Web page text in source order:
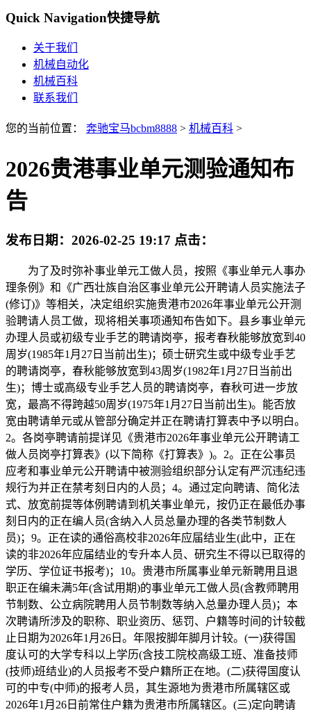
Quick Navigation快捷导航
关于我们
机械自动化
机械百科
联系我们
您的当前位置： 奔驰宝马bcbm8888 > 机械百科 >
2026贵港事业单元测验通知布
告
发布日期： 2026-02-25 19:17 点击：
为了及时弥补事业单元工做人员，按照《事业单元人事办
理条例》和《广西壮族自治区事业单元公开聘请人员实施法子
(修订)》等相关，决定组织实施贵港市2026年事业单元公开测
验聘请人员工做，现将相关事项通知布告如下。县乡事业单元
办理人员或初级专业手艺的聘请岗亭，报考春秋能够放宽到40
周岁(1985年1月27日当前出生)；硕士研究生或中级专业手艺
的聘请岗亭，春秋能够放宽到43周岁(1982年1月27日当前出
生)；博士或高级专业手艺人员的聘请岗亭，春秋可进一步放
宽，最高不得跨越50周岁(1975年1月27日当前出生)。能否放
宽由聘请单元或从管部分确定并正在聘请打算表中予以明白。
2。各岗亭聘请前提详见《贵港市2026年事业单元公开聘请工
做人员岗亭打算表》(以下简称《打算表》)。2。正在公事员
应考和事业单元公开聘请中被测验组织部分认定有严沉违纪违
规行为并正在禁考刻日内的人员；4。通过定向聘请、简化法
式、放宽前提等体例聘请到机关事业单元，按仍正在最低办事
刻日内的正在编人员(含纳入人员总量办理的各类节制数人
员)；9。正在读的通俗高校非2026年应届结业生(此中，正在
读的非2026年应届结业的专升本人员、研究生不得以已取得的
学历、学位证书报考)；10。贵港市所属事业单元新聘用且退
职正在编未满5年(含试用期)的事业单元工做人员(含教师聘用
节制数、公立病院聘用人员节制数等纳入总量办理人员)；本
次聘请所涉及的职称、职业资历、惩罚、户籍等时间的计较截
止日期为2026年1月26日。年限按脚年脚月计较。(一)获得国
度认可的大学专科以上学历(含技工院校高级工班、准备技师
(技师)班结业)的人员报考不受户籍所正在地。(二)获得国度认
可的中专(中师)的报考人员，其生源地为贵港市所属辖区或
2026年1月26日前常住户籍为贵港市所属辖区。(三)定向聘请